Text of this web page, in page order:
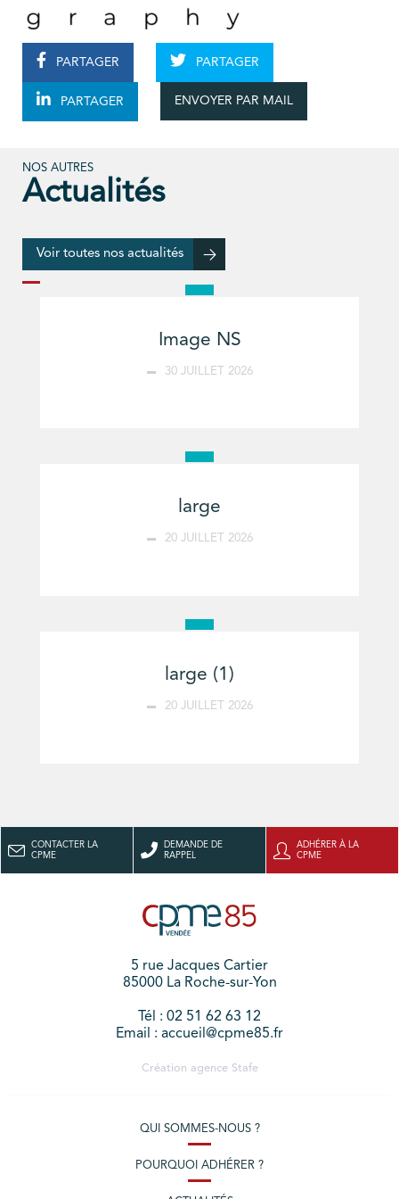
PARTAGER PARTAGER
PARTAGER ENVOYER PAR MAIL
NOS AUTRES
Actualités
Voir toutes nos actualités
Image NS
30 JUILLET 2026
large
20 JUILLET 2026
large (1)
20 JUILLET 2026
CONTACTER LA
CPME
DEMANDE DE
RAPPEL
ADHÉRER À LA
CPME
5 rue Jacques Cartier
85000 La Roche-sur-Yon
Tél : 02 51 62 63 12
Email : accueil@cpme85.fr
Création agence Stafe
QUI SOMMES-NOUS ?
POURQUOI ADHÉRER ?